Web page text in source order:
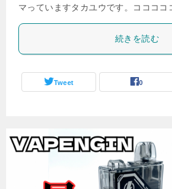
マっていますタカユウです。コココ
続きを読む
Tweet 0